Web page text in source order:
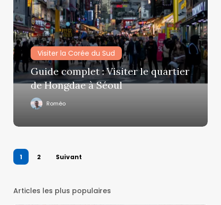
Visiter
le
quartier
de
Hongdae
à
Visiter la Corée du Sud
Guide complet : Visiter le quartier
de Hongdae à Séoul
Roméo
1 2 Suivant
Articles les plus populaires